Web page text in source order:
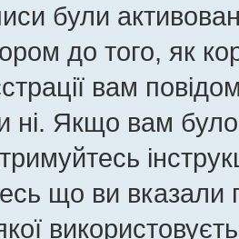
були
до того, як
вам
ні. Якщо вам
що ви